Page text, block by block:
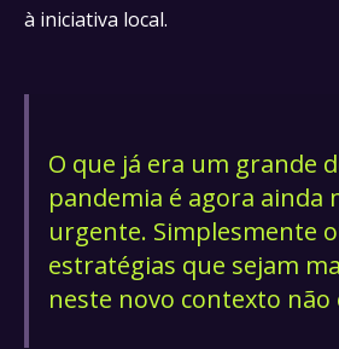
à iniciativa local.
O que já era um grande
pandemia é agora ainda
urgente. Simplesmente
estratégias que sejam
neste novo contexto não